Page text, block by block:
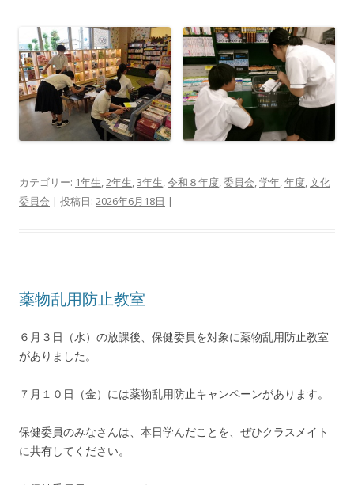
カテゴリー: 1年生,2年生,3年生,令和８年度,委員会,学年,年度,文化
委員会 | 投稿日: 2026年6月18日 |
薬物乱用防止教室
６月３日（水）の放課後、保健委員を対象に薬物乱用防止教室
がありました。
７月１０日（金）には薬物乱用防止キャンペーンがあります。
保健委員のみなさんは、本日学んだことを、ぜひクラスメイト
に共有してください。